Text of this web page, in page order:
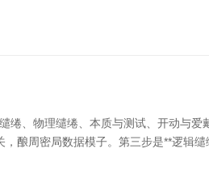
绻、物理缱绻、本质与测试、开动与爱
酿周密局数据模子。第三步是**逻辑